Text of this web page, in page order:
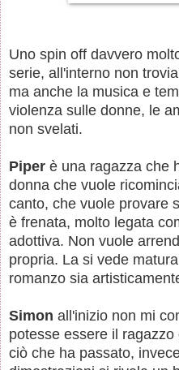
Uno spin off davvero
serie, all'interno non
ma anche la musica e
violenza sulle donne, le
non svelati.
Piper è una ragazza che
donna che vuole
canto, che vuole provare
è frenata, molto legata
adottiva. Non vuole
propria. La si vede
romanzo sia
Simon all'inizio non mi
potesse essere il
ciò che ha passato,